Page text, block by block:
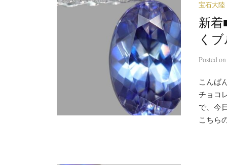
宝石大陸
新着
く
Postedon
こんば
チョコ
で、今
こちら